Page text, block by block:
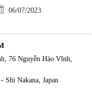
06/07/2023
76 Nguyễn Háo Vĩnh,
Shi Nakana, Japan